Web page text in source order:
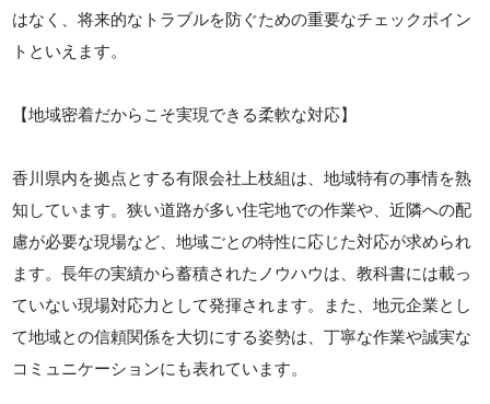
はなく、将来的なトラブルを防ぐための重要なチェックポイン
トといえます。
【地域密着だからこそ実現できる柔軟な対応】
香川県内を拠点とする有限会社上枝組は、地域特有の事情を熟
知しています。狭い道路が多い住宅地での作業や、近隣への配
慮が必要な現場など、地域ごとの特性に応じた対応が求められ
ます。長年の実績から蓄積されたノウハウは、教科書には載っ
ていない現場対応力として発揮されます。また、地元企業とし
て地域との信頼関係を大切にする姿勢は、丁寧な作業や誠実な
コミュニケーションにも表れています。